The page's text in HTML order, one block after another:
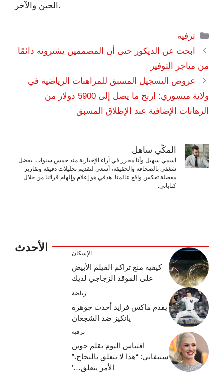
الحين والآخر.
التصنيفات
ترفيه
ابحث عن الديكور حتى أن المصممين يشترونه دائمًا
من متاجر التوفير
عروض التسجيل المسبق للمراهنات الرياضية في
ولاية ميسوري: اربح ما يصل إلى 5900 دولار من
الرهانات الإضافية عند الإطلاق المسبق
المكّي ساهل
اسمي سهيل وأنا محرر في آراء الإخبارية منذ خمس سنوات. بفضل
شغفي بالصحافة والحقيقة، أسعى لتقديم تحليلات دقيقة وتقارير
مفصلة تعكس واقع عالمنا. هدفي هو إعلام وإلهام قرائنا من خلال
كتاباتي.
الأحدث الإسكان
كيفية منع تراكم الفيلم الأبيض
على الموقد الزجاجي لديك
رياضة
يقدم ماكس فرايد أحدث جوهرة
يانكيز ضد الشجعان
ترفيه
اقتباس اليوم بقلم جوين
ستيفاني: “هذا لا يتعلق بالنجاح.”
الأمر يتعلق…’